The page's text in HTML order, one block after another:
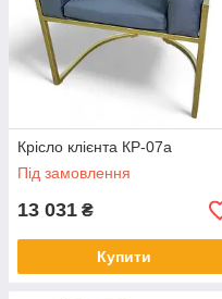
Крісло клієнта КР-07а
Під замовлення
13 031 ₴
Купити